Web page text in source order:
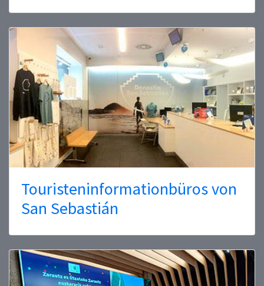
Touristeninformationbüros von
San Sebastián